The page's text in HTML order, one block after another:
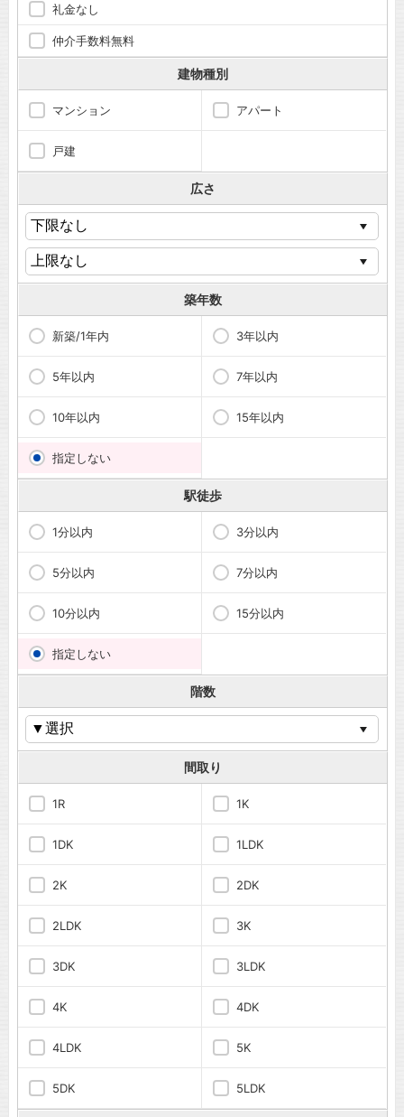
礼金なし
仲介手数料無料
建物種別
マンション アパート
戸建
広さ
築年数
新築/1年内 3年以内
5年以内 7年以内
10年以内 15年以内
指定しない
駅徒歩
1分以内 3分以内
5分以内 7分以内
10分以内 15分以内
指定しない
階数
間取り
1R 1K
1DK 1LDK
2K 2DK
2LDK 3K
3DK 3LDK
4K 4DK
4LDK 5K
5DK 5LDK